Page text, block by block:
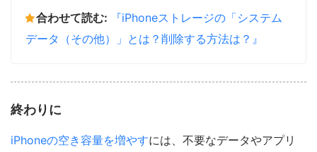
合わせて読む:
『iPhoneストレージの「システム
データ（その他）」とは？削除する方法は？』
終わりに
iPhoneの空き容量を増やすには、不要なデータやアプリ